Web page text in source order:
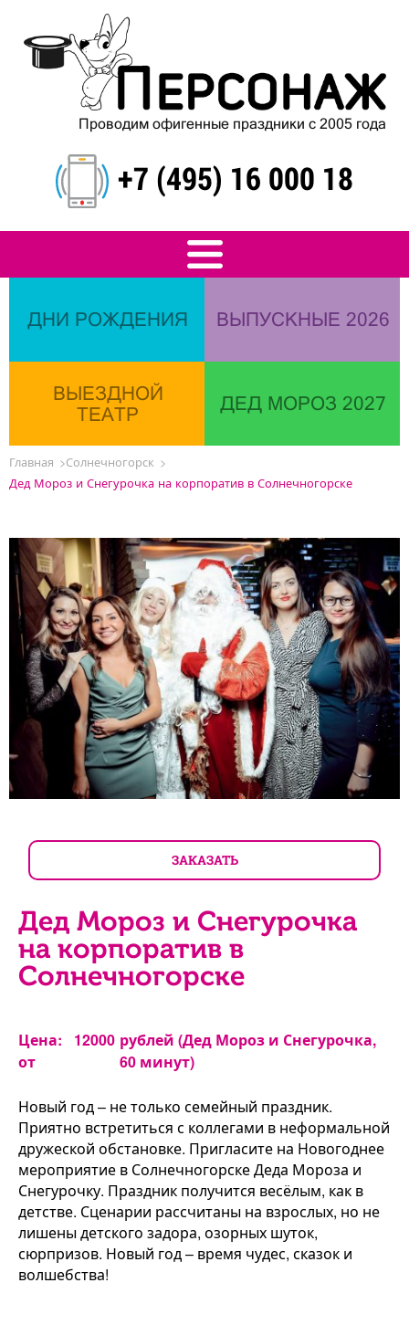
Проводим офигенные праздники с 2005 года
+7 (495) 16 000 18
ДНИ РОЖДЕНИЯ ВЫПУСКНЫЕ 2026
ВЫЕЗДНОЙ
ТЕАТР
ДЕД МОРОЗ 2027
Главная
Солнечногорск
Дед Мороз и Снегурочка на корпоратив в Солнечногорске
ЗАКАЗАТЬ
Дед Мороз и Снегурочка
на корпоратив в
Солнечногорске
Цена:
от
12000 рублей (Дед Мороз и Снегурочка,
60 минут)
Новый год – не только семейный праздник.
Приятно встретиться с коллегами в неформальной
дружеской обстановке. Пригласите на Новогоднее
мероприятие в Солнечногорске Деда Мороза и
Снегурочку. Праздник получится весёлым, как в
детстве. Сценарии рассчитаны на взрослых, но не
лишены детского задора, озорных шуток,
сюрпризов. Новый год – время чудес, сказок и
волшебства!